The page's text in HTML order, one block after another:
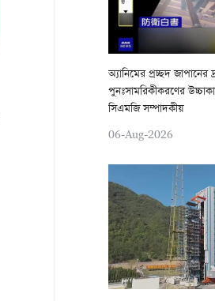
অ্যানিমের প্রচ্ছদ
পুনঃসামরিকীকরণের
সিএমজি সম্পাদকীয়
06-Aug-2026